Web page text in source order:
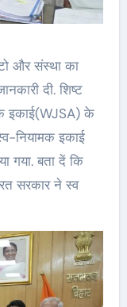
और संस्था का
दी. शिष्ट
इकाई(WJSA) के
नियामक इकाई
गया. बता दें कि
सरकार ने स्व